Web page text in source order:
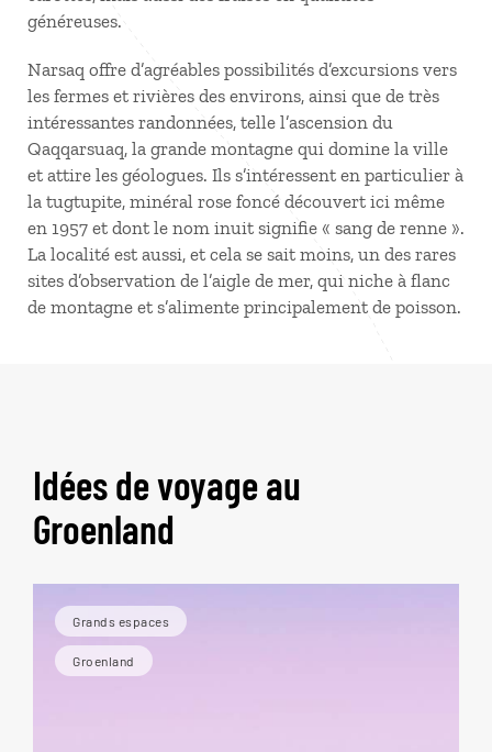
généreuses.
Narsaq offre d’agréables possibilités d’excursions vers
les fermes et rivières des environs, ainsi que de très
intéressantes randonnées, telle l’ascension du
Qaqqarsuaq, la grande montagne qui domine la ville
et attire les géologues. Ils s’intéressent en particulier à
la tugtupite, minéral rose foncé découvert ici même
en 1957 et dont le nom inuit signifie « sang de renne ».
La localité est aussi, et cela se sait moins, un des rares
sites d’observation de l’aigle de mer, qui niche à flanc
de montagne et s’alimente principalement de poisson.
Idées de voyage au
Groenland
Grands espaces
Groenland